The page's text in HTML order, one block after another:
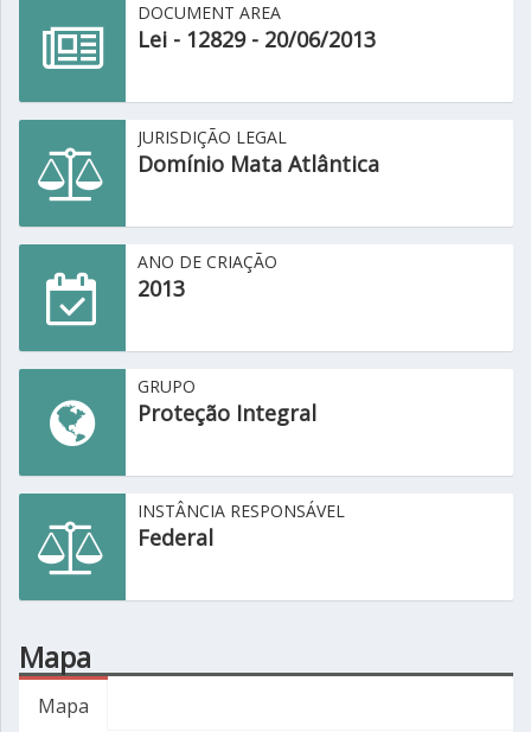
DOCUMENT AREA
Lei - 12829 - 20/06/2013
JURISDIÇÃO LEGAL
Domínio Mata Atlântica
ANO DE CRIAÇÃO
2013
GRUPO
Proteção Integral
INSTÂNCIA RESPONSÁVEL
Federal
Mapa
Mapa